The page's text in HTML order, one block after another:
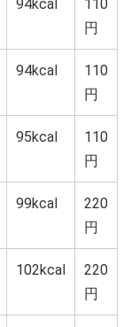
94kcal
110
円
94kcal
110
円
95kcal
110
円
99kcal
220
円
102kcal
220
円